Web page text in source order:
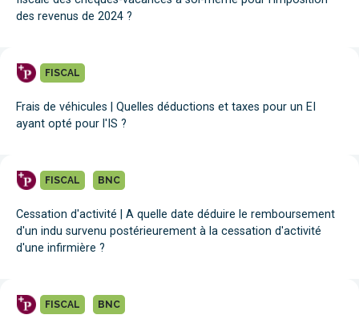
des revenus de 2024 ?
FISCAL
Frais de véhicules | Quelles déductions et taxes pour un EI
ayant opté pour l'IS ?
FISCAL BNC
Cessation d'activité | A quelle date déduire le remboursement
d'un indu survenu postérieurement à la cessation d'activité
d'une infirmière ?
FISCAL BNC